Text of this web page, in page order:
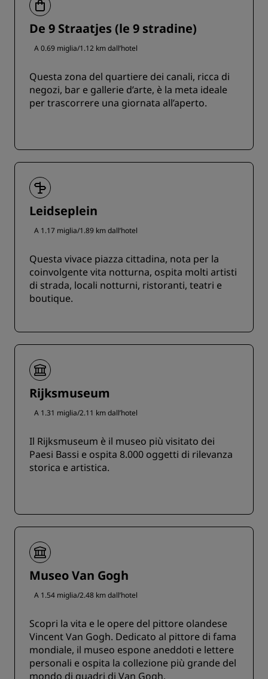
De 9 Straatjes (le 9 stradine)
A 0.69 miglia/1.12 km dall’hotel
Questa zona del quartiere dei canali, ricca di
negozi, bar e gallerie d’arte, è la meta ideale
per trascorrere una giornata all’aperto.
Leidseplein
A 1.17 miglia/1.89 km dall’hotel
Questa vivace piazza cittadina, nota per la
coinvolgente vita notturna, ospita molti artisti
di strada, locali notturni, ristoranti, teatri e
boutique.
Rijksmuseum
A 1.31 miglia/2.11 km dall’hotel
Il Rijksmuseum è il museo più visitato dei
Paesi Bassi e ospita 8.000 oggetti di rilevanza
storica e artistica.
Museo Van Gogh
A 1.54 miglia/2.48 km dall’hotel
Scopri la vita e le opere del pittore olandese
Vincent Van Gogh. Dedicato al pittore di fama
mondiale, il museo espone aneddoti e lettere
personali e ospita la collezione più grande del
mondo di quadri di Van Gogh.